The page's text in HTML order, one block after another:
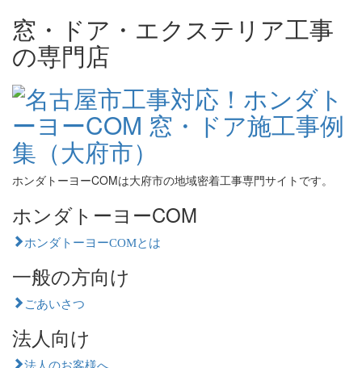
窓・ドア・エクステリア工事
の専門店
ホンダトーヨーCOMは大府市の地域密着工事専門サイトです。
ホンダトーヨーCOM
ホンダトーヨーCOMとは
一般の方向け
ごあいさつ
法人向け
法人のお客様へ